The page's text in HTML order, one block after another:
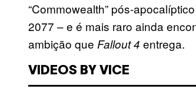
“Commowealth” pós-
2077 – e é mais raro ainda
ambição que Fallout 4 entrega.
VIDEOS BY VICE